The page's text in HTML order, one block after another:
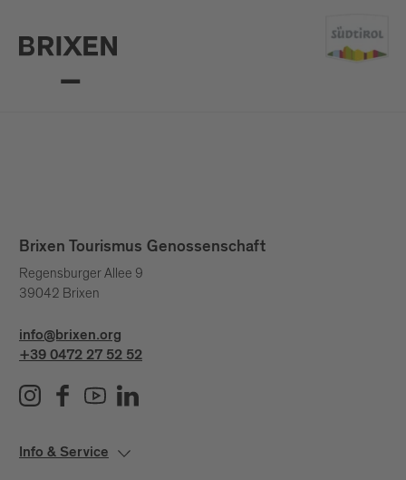
Brixen Tourismus Genossenschaft
Regensburger Allee 9
39042 Brixen
info@brixen.org
+39 0472 27 52 52
Info & Service